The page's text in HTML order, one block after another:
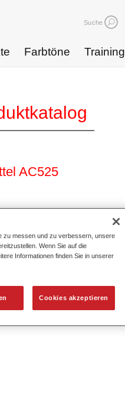
Suche
Farbtöne Training
AC525
schwarz
zu messen und zu verbessern, unsere
Wenn Sie auf die
Informationen finden Sie in unserer
Cookies akzeptieren